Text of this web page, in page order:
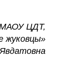
МАОУ ЦДТ,
жуковцы»